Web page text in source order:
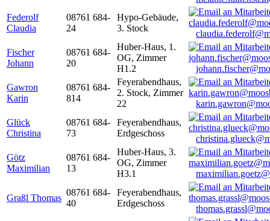
Federolf
Claudia
08761 684-
24
Hypo-Gebäude,
3. Stock
Fischer
Johann
08761 684-
20
Huber-Haus, 1.
OG, Zimmer
H1.2
Gawron
Karin
08761 684-
814
Feyerabendhaus,
2. Stock, Zimmer
22
Glück
Christina
08761 684-
73
Feyerabendhaus,
Erdgeschoss
Götz
Maximilian
08761 684-
13
Huber-Haus, 3.
OG, Zimmer
H3.1
Graßl Thomas
08761 684-
40
Feyerabendhaus,
Erdgeschoss